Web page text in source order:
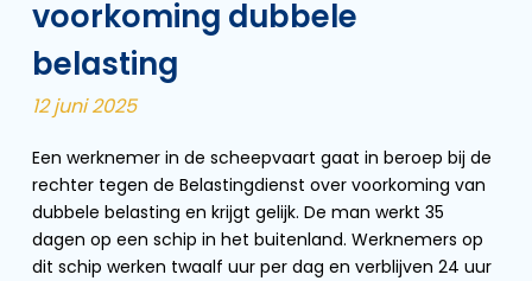
voorkoming dubbele
belasting
12 juni 2025
Een werknemer in de scheepvaart gaat in beroep bij de
rechter tegen de Belastingdienst over voorkoming van
dubbele belasting en krijgt gelijk. De man werkt 35
dagen op een schip in het buitenland. Werknemers op
dit schip werken twaalf uur per dag en verblijven 24 uur